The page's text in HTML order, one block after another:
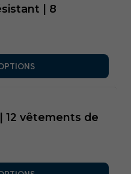
| 8
12 vêtements de